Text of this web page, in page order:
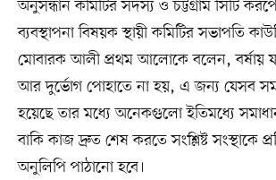
অনুসন্ধান কমিটির সদস্য ও চট্টগ্রাম সিটি
ব্যবস্থাপনা বিষয়ক স্থায়ী কমিটির সভাপতি
মোবারক আলী প্রথম আলোকে বলেন, বর্ষায়
আর দুর্ভোগ পোহাতে না হয়, এ জন্য যেসব
হয়েছে তার মধ্যে অনেকগুলো ইতিমধ্যে
বাকি কাজ দ্রুত শেষ করতে সংশ্লিষ্ট সংস্থাকে
অনুলিপি পাঠানো হবে।